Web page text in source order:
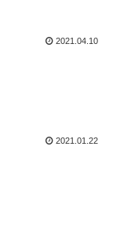
2021.04.10
2021.01.22